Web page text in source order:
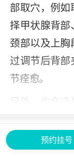
部取穴，例
择甲状腺背部
颈部以及上
过调节后背
节痊愈。
另外，也会
活血、化痰
预约挂号